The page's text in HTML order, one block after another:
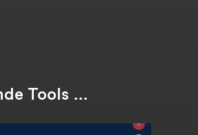
Tools …